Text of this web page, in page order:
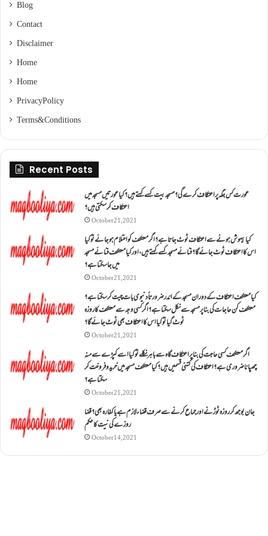
Blog
Contact
Disclaimer
Home
Home
Privacy Policy
Terms & Conditions
Recent Posts
عورت کس جگہ پر اعتکاف کرے گی؟مسجد بیت کسے کہتے ہیں؟کیا عورتیں مسجد میں
اعتکاف کر سکتی ہیں؟
October 21, 2021
کیا بیہوش ہونے سے اعتکاف ٹوٹ جاتا ہے؟ اگر معتکف کو احتلام ہو جائے تو کیا
اس کا اعتکاف ٹوٹ جائے گا؟فنائے مسجد کسے کہتے ہیں ، اور کیا معتکف فنائے مسجد
میں جا سکتا ہے؟
October 21, 2021
کیا معتکف اعتکاف کے دوران مسجد کے اندر ضرورتاً دنیوی بات چیت کر سکتا ہے؟
معتکف کن حاجات کی بنا پر مسجد سے نکل سکتا ہے؟ اگر کسی وجہ سے معتکف کا روزہ
ٹوٹ گیا تو کیا اس کا اعتکاف بھی ٹوٹ جائے گا؟
October 21, 2021
اگر معتکف کسی حاجت کی بنا پر اعتکاف گاہ سے باہر نکلے تو کیا اسے کپڑے سے منہ
چھپانا ضروری ہے؟اعتکاف کی کتنی قسمیں ہیں؟کیا معتکف مسجد میں خرید و فروخت کر
سکتا ہے؟
October 21, 2021
جان بوجھ کر روزہ ٹوڑنے اور جماع کرنے سے صرف قضاء لازم ہے یا کفارہ بھی؟ قضا
روزے کی نیت کا حکم
October 14, 2021